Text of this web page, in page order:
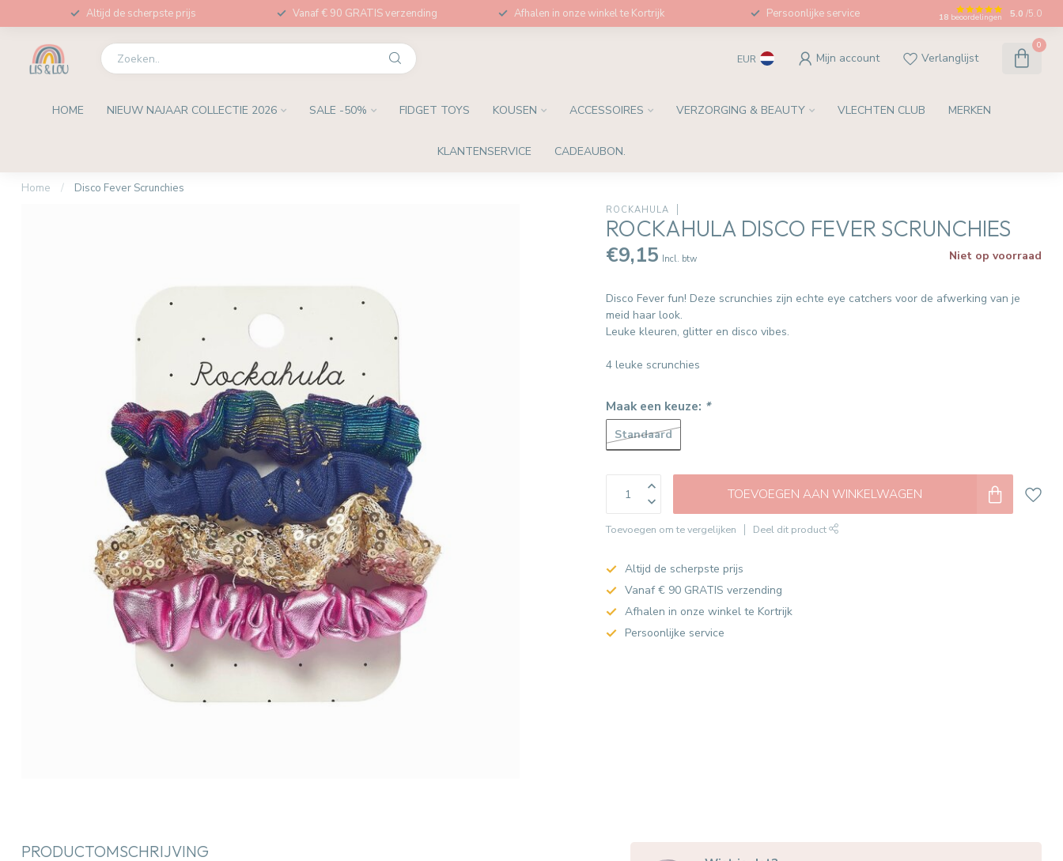
Altijd de scherpste prijs Vanaf € 90 GRATIS verzending Afhalen in onze winkel te Kortrijk Persoonlijke service 18 beoordelingen 5.0 /5.0
EUR Mijn account Verlanglijst
0
HOME NIEUW NAJAAR COLLECTIE 2026 SALE -50% FIDGET TOYS KOUSEN ACCESSOIRES VERZORGING & BEAUTY VLECHTEN CLUB MERKEN
KLANTENSERVICE CADEAUBON.
Home / Disco Fever Scrunchies
ROCKAHULA
ROCKAHULA DISCO FEVER SCRUNCHIES
€9,15 Incl. btw Niet op voorraad
Disco Fever fun! Deze scrunchies zijn echte eye catchers voor de afwerking van je
meid haar look.
Leuke kleuren, glitter en disco vibes.
4 leuke scrunchies
Maak een keuze: *
Standaard
TOEVOEGEN AAN WINKELWAGEN
Toevoegen om te vergelijken Deel dit product
Altijd de scherpste prijs
Vanaf € 90 GRATIS verzending
Afhalen in onze winkel te Kortrijk
Persoonlijke service
PRODUCTOMSCHRIJVING